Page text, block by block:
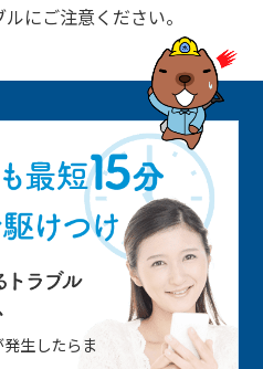
にご注意ください。
生したらま